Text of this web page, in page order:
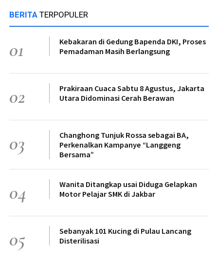
BERITA TERPOPULER
01
Kebakaran di Gedung Bapenda DKI, Proses
Pemadaman Masih Berlangsung
02
Prakiraan Cuaca Sabtu 8 Agustus, Jakarta
Utara Didominasi Cerah Berawan
03
Changhong Tunjuk Rossa sebagai BA,
Perkenalkan Kampanye “Langgeng
Bersama”
04
Wanita Ditangkap usai Diduga Gelapkan
Motor Pelajar SMK di Jakbar
05
Sebanyak 101 Kucing di Pulau Lancang
Disterilisasi